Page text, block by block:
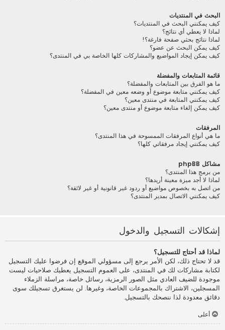
البحث في المنتديات
كيف يمكنني البحث في المنتديات؟
لماذا لا يعطي أي نتائج؟
لماذا نتائج بحثي صفحة فارغة؟!
كيف يمكن البحث عن عضو؟
كيف يمكن إيجاد المواضيع والمشاركات كلها الخاصة بي في المنتدى؟
قائمة المتابعات والمفضلة
ما هو الفرق بين المتابعات والمفضلة؟
كيف يمكنني متابعة موضوع أو وضعه معين في المفضلة؟
كيف يمكنني المتابعة في منتدى معين؟
كيف يمكن إلغاء متابعة موضوع أو منتدى معين؟
المرفقات
ما هي أنواع المرفقات الممسوحة في هذا المنتدى؟
كيف يمكنني إيجاد مرفقاتي كلها؟
مشاكل phpBB
من برمج هذا المنتدى؟
لماذا لا أجد ميزة معينة أريدها؟
من اتصل به بخصوص مواضيع أو ردود غير قانونية أو غير لائقة؟
كيف يمكنني الاتصال بمدير المنتدى؟
إشكالات التسجيل والدخول
لماذا قد أحتاج للتسجيل؟
قد لا تحتاج ذلك، لكن الأمر يرجع إلى مسؤولي الموقع إن فرضوا عليك التسجيل
لكتابة مشاركات لك في المنتدى، على العموم التسجيل يعطيك صلاحيات ليست
موجودة للضيف العادي مثل الصور الرمزية، رسائل خاصة، مراسلة الزملاء
المسجلين، الاشتراك بالمجموعات الخاصة، وغيرها. لن يستغرق تسجيلك سوى
دقائق معدودة لذا ننصحك بالتسجيل.
أعلى